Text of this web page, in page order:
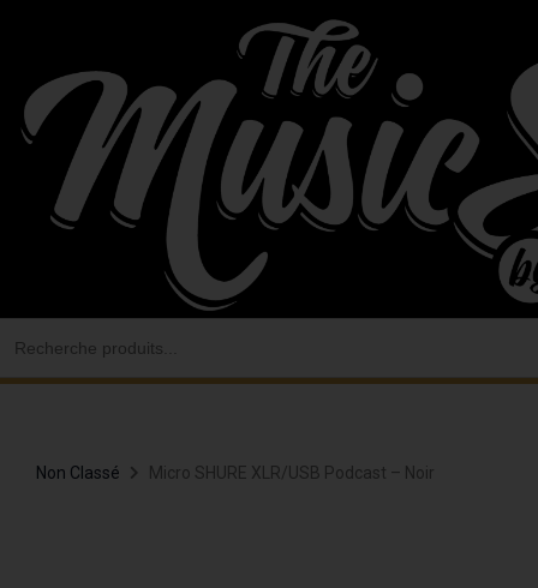
contenu
Non Classé Micro SHURE XLR/USB Podcast – Noir